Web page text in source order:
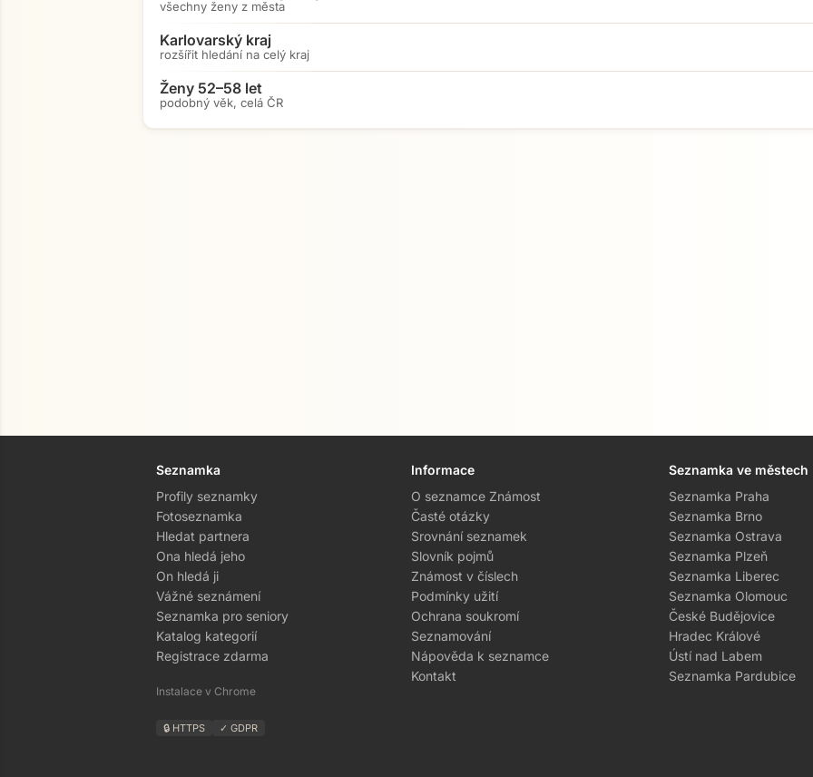
všechny ženy z města
Karlovarský kraj
rozšířit hledání na celý kraj
Ženy 52–58 let
podobný věk, celá ČR
Seznamka
Profily seznamky
Fotoseznamka
Hledat partnera
Ona hledá jeho
On hledá ji
Vážné seznámení
Seznamka pro seniory
Katalog kategorií
Registrace zdarma
Instalace v Chrome
🔒 HTTPS ✓ GDPR
Informace
O seznamce Známost
Časté otázky
Srovnání seznamek
Slovník pojmů
Známost v číslech
Podmínky užití
Ochrana soukromí
Seznamování
Nápověda k seznamce
Kontakt
Seznamka ve městech
Seznamka Praha
Seznamka Brno
Seznamka Ostrava
Seznamka Plzeň
Seznamka Liberec
Seznamka Olomouc
České Budějovice
Hradec Králové
Ústí nad Labem
Seznamka Pardubice